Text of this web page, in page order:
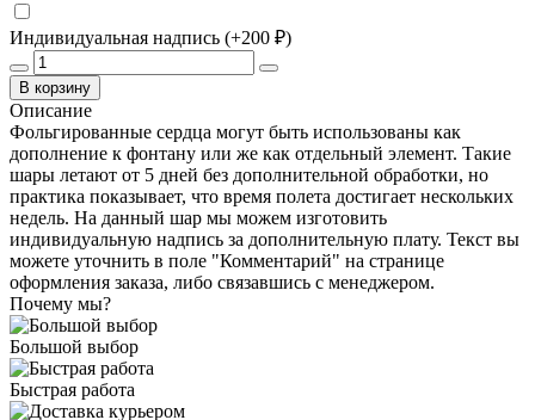
Индивидуальная надпись (+200 ₽)
В корзину
Описание
Фольгированные сердца могут быть использованы как
дополнение к фонтану или же как отдельный элемент. Такие
шары летают от 5 дней без дополнительной обработки, но
практика показывает, что время полета достигает нескольких
недель. На данный шар мы можем изготовить
индивидуальную надпись за дополнительную плату. Текст вы
можете уточнить в поле "Комментарий" на странице
оформления заказа, либо связавшись с менеджером.
Почему мы?
Большой выбор
Быстрая работа